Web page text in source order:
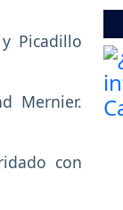
Picadillo
Mernier.
con